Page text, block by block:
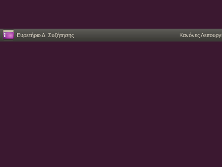
Ευρετήριο Δ. Συζήτησης Κανόνες